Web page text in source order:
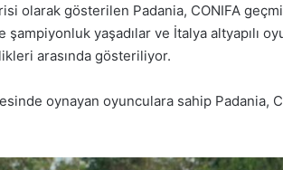
olarak gösterilen Padania, CONIFA
şampiyonluk yaşadılar ve İtalya altyapılı
arasında gösteriliyor.
oynayan oyunculara sahip Padania,